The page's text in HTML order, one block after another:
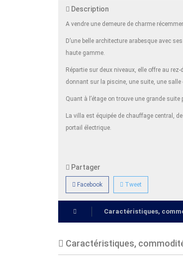
Description
A vendre une demeure de charme
D’une belle architecture arabesque avec
haute gamme.
Répartie sur deux niveaux, elle offre au
donnant sur la piscine, une suite, une salle
Quant à l’étage on trouve une grande
La villa est équipée de chauffage central,
portail électrique.
Partager
Facebook Tweet
Caractéristiques,
Caractéristiques,